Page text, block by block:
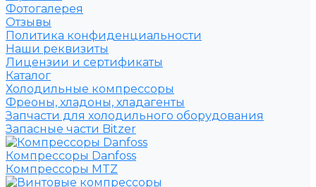
Фотогалерея
Отзывы
Политика конфиденциальности
Наши реквизиты
Лицензии и сертификаты
Каталог
Холодильные компрессоры
Фреоны, хладоны, хладагенты
Запчасти для холодильного оборудования
Запасные части Bitzer
Компрессоры Danfoss
Компрессоры MTZ